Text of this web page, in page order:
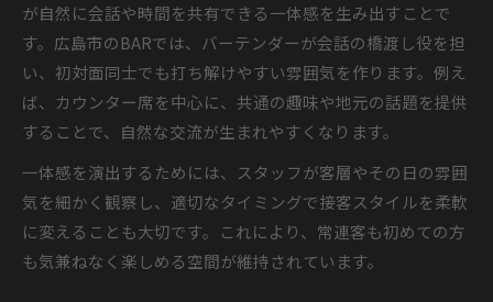
が自然に会話や時間を共有できる一体感を生み出すことで
す。広島市のBARでは、バーテンダーが会話の橋渡し役を担
い、初対面同士でも打ち解けやすい雰囲気を作ります。例え
ば、カウンター席を中心に、共通の趣味や地元の話題を提供
することで、自然な交流が生まれやすくなります。
一体感を演出するためには、スタッフが客層やその日の雰囲
気を細かく観察し、適切なタイミングで接客スタイルを柔軟
に変えることも大切です。これにより、常連客も初めての方
も気兼ねなく楽しめる空間が維持されています。